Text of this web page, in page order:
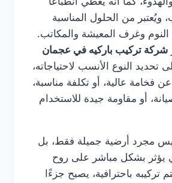
ويُعتبر من الحلول المناسبة
وغرف المعيشة والمكاتب.
شركة تركيب باركيه في عجمان
تحديد النوع الأنسب لاحتياجاته،
فخامة عالية، أو تكلفة مناسبة،
أو مقاومة جيدة للاستخدام
ليس مجرد أرضية جميلة فقط، بل
يؤثر بشكل مباشر على روح
تركيبه باحترافية، يصبح جزءًا